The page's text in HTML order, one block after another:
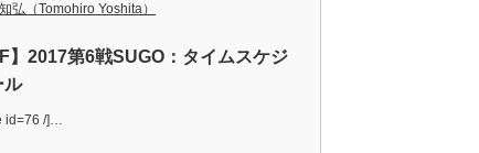
弘（Tomohiro Yoshita）
】2017第6戦SUGO：タイムスケジ
ル
id=76 /]…